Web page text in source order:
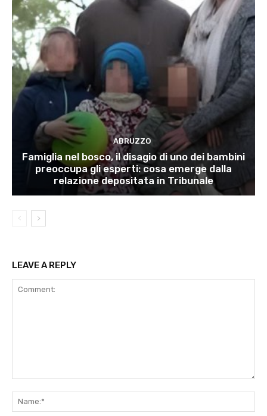
ABRUZZO
Famiglia nel bosco, il disagio di uno dei bambini
preoccupa gli esperti: cosa emerge dalla
relazione depositata in Tribunale
LEAVE A REPLY